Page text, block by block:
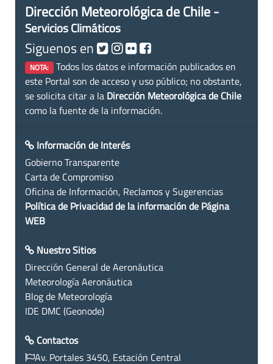
Dirección Meteorológica de Chile -
Servicios Climáticos
Siguenos en
NOTA: Todos los datos e información publicados en
este Portal son de acceso y uso público; no obstante,
se solicita citar a la Dirección Meteorológica de Chile
como la fuente de la información.
Información de Interés
Gobierno Transparente
Carta de Compromiso
Oficina de Información, Reclamos y Sugerencias
Política de Privacidad de la información de Página
WEB
Nuestro Sitios
Dirección General de Aeronáutica
Meteorología Aeronáutica
Blog de Meteorología
IDE DMC (Geonode)
Contactos
Av. Portales 3450, Estación Central